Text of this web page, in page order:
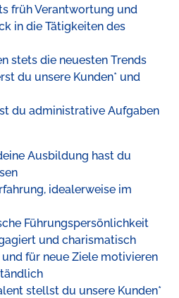
früh Verantwortung und
in die Tätigkeiten des
stets die neuesten Trends
du unsere Kunden* und
du administrative Aufgaben
Ausbildung hast du
idealerweise im
Führungspersönlichkeit
und charismatisch
für neue Ziele motivieren
stellst du unsere Kunden*